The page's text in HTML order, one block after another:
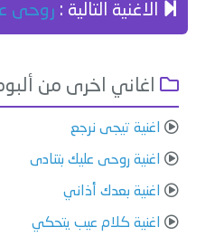
الاغنية التالية : روحى
اغاني اخرى من
اغنية تيجى نرجع
اغنية روحى عليك بتنادى
اغنية بعدك أذاني
اغنية كلام عيب يتحكي